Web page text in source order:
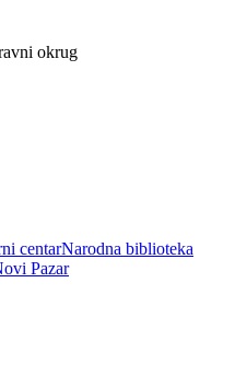
okrug
centarNarodna biblioteka
Pazar